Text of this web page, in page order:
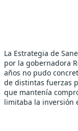
La Estrategia de
por la gobernadora
años no pudo
de distintas fuerzas
que mantenía
limitaba la inversión